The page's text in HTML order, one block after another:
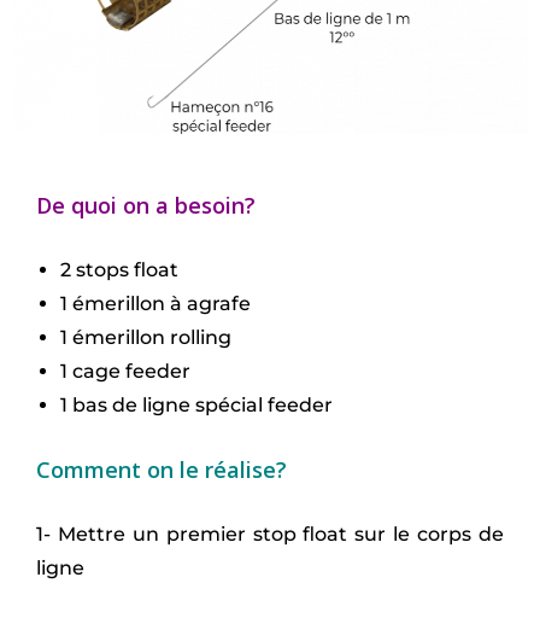
De quoi on a besoin?
2 stops float
1 émerillon à agrafe
1 émerillon rolling
1 cage feeder
1 bas de ligne spécial feeder
Comment on le réalise?
1- Mettre un premier stop float sur le corps de
ligne